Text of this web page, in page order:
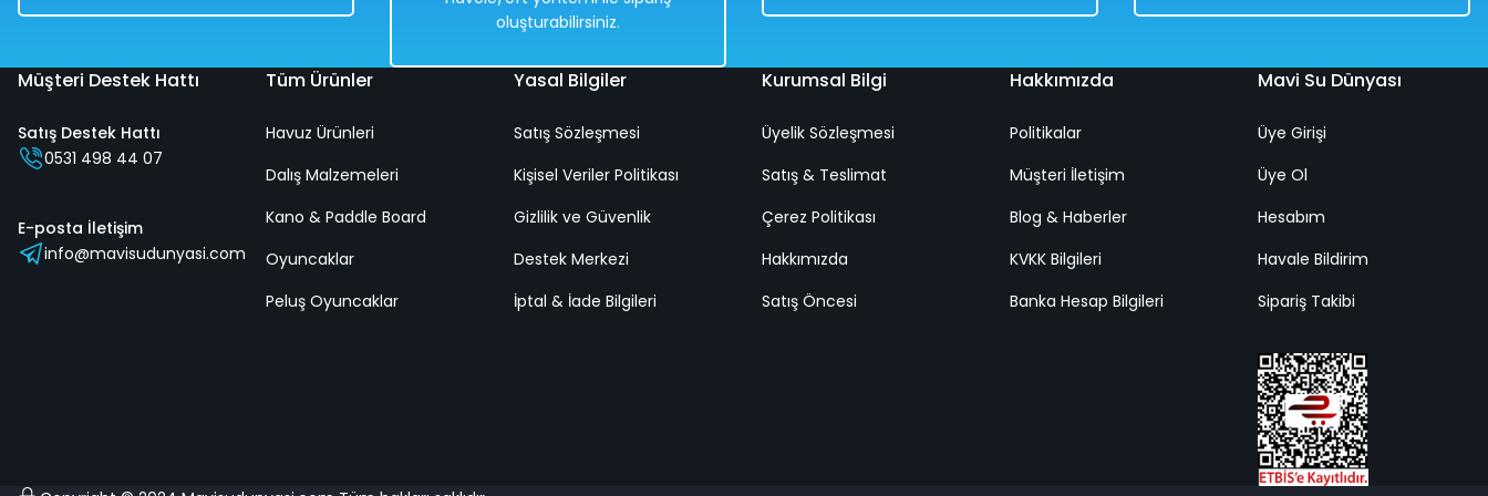
Çevirmeli Oyuncak Telefon Araba Sürtmeli 18x16 Cm
%50
518,00 TL
Havuzlu Dinazor Su Üzerinde Balık Yakalama Oyunu 13 Parçalık
%50
838,00 TL
419,00 TL
oluşturabilirsiniz.
Müşteri Destek Hattı
Satış Destek Hattı
0531 498 44 07
E-posta İletişim
info@mavisudunyasi.com
Tüm Ürünler
Havuz Ürünleri
Dalış Malzemeleri
Kano & Paddle Board
Oyuncaklar
Peluş Oyuncaklar
Yasal Bilgiler
Satış Sözleşmesi
Kişisel Veriler Politikası
Gizlilik ve Güvenlik
Destek Merkezi
İptal & İade Bilgileri
Kurumsal Bilgi
Üyelik Sözleşmesi
Satış & Teslimat
Çerez Politikası
Hakkımızda
Satış Öncesi
Hakkımızda
Politikalar
Müşteri İletişim
Blog & Haberler
KVKK Bilgileri
Banka Hesap Bilgileri
Mavi Su Dünyası
Üye Girişi
Üye Ol
Hesabım
Havale Bildirim
Sipariş Takibi